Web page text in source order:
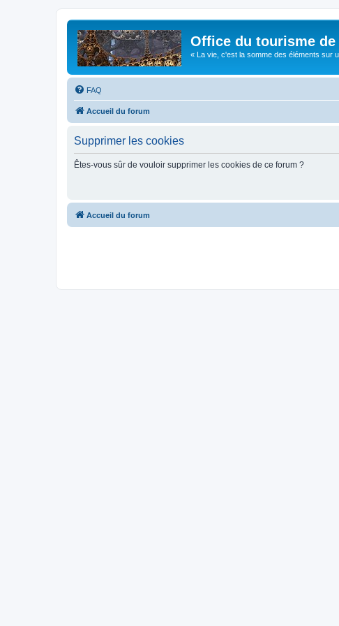
Office du tourisme de
« La vie, c'est la somme des éléments sur
FAQ
Accueil du forum
Supprimer les cookies
Êtes-vous sûr de vouloir supprimer les cookies de ce forum ?
Accueil du forum